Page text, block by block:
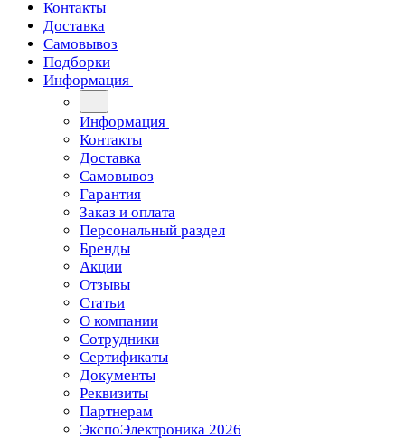
Контакты
Доставка
Самовывоз
Подборки
Информация
Информация
Контакты
Доставка
Самовывоз
Гарантия
Заказ и оплата
Персональный раздел
Бренды
Акции
Отзывы
Статьи
О компании
Сотрудники
Сертификаты
Документы
Реквизиты
Партнерам
ЭкспоЭлектроника 2026